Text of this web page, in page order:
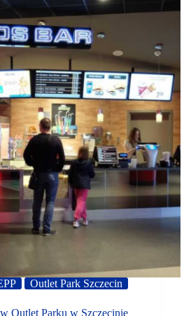
Outlet Park Szczecin
Outlet Parku w Szczecinie